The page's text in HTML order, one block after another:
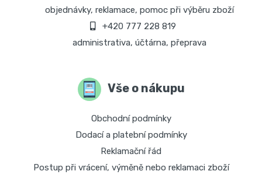
objednávky, reklamace, pomoc při výběru zboží
+420 777 228 819
administrativa, účtárna, přeprava
Vše o nákupu
Obchodní podmínky
Dodací a platební podmínky
Reklamační řád
Postup při vrácení, výměně nebo reklamaci zboží